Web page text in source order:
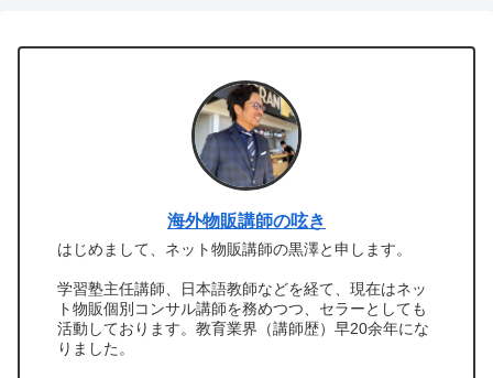
海外物販講師の呟き
はじめまして、ネット物販講師の黒澤と申します。
学習塾主任講師、日本語教師などを経て、現在はネッ
ト物販個別コンサル講師を務めつつ、セラーとしても
活動しております。教育業界（講師歴）早20余年にな
りました。